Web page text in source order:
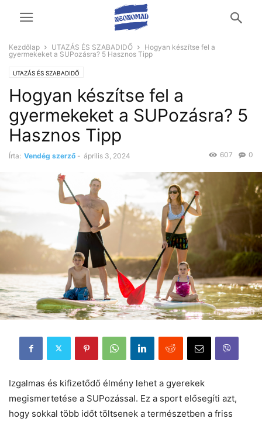
Kezdőlap UTAZÁS ÉS SZABADIDŐ
Hogyan készítse fel a
gyermekeket a SUPozásra? 5 Hasznos Tipp
UTAZÁS ÉS SZABADIDŐ
Hogyan készítse fel a
gyermekeket a SUPozásra? 5
Hasznos Tipp
Írta: Vendég szerző - április 3, 2024 0
607
Izgalmas és kifizetődő élmény lehet a gyerekek
megismertetése a SUPozással. Ez a sport elősegíti azt,
hogy sokkal több időt töltsenek a természetben a friss